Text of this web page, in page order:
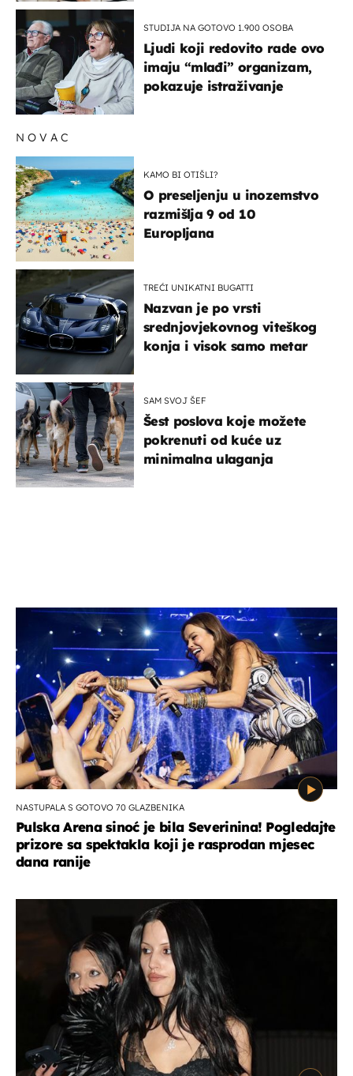
STUDIJA NA GOTOVO 1.900 OSOBA
Ljudi koji redovito rade ovo
imaju “mlađi” organizam,
pokazuje istraživanje
NOVAC
KAMO BI OTIŠLI?
O preseljenju u inozemstvo
razmišlja 9 od 10
Europljana
TREĆI UNIKATNI BUGATTI
Nazvan je po vrsti
srednjovjekovnog viteškog
konja i visok samo metar
SAM SVOJ ŠEF
Šest poslova koje možete
pokrenuti od kuće uz
minimalna ulaganja
NASTUPALA S GOTOVO 70 GLAZBENIKA
Pulska Arena sinoć je bila Severinina! Pogledajte
prizore sa spektakla koji je rasprodan mjesec
dana ranije